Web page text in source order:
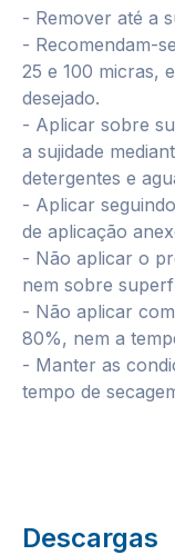
- Remover até a
- Recomendam-
25 e 100 micras,
desejado.
- Aplicar sobre
a sujidade
detergentes e
- Aplicar
de aplicação
- Não aplicar o
nem sobre
- Não aplicar
80%, nem a
- Manter as
tempo de
Descargas